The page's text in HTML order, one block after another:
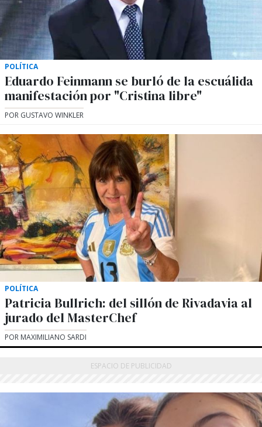
POLÍTICA
Eduardo Feinmann se burló de la escuálida
manifestación por "Cristina libre"
POR GUSTAVO WINKLER
POLÍTICA
Patricia Bullrich: del sillón de Rivadavia al
jurado del MasterChef
POR MAXIMILIANO SARDI